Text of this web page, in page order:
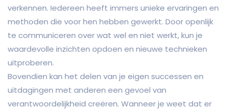
verkennen. Iedereen heeft immers unieke ervaringen en
methoden die voor hen hebben gewerkt. Door openlijk
te communiceren over wat wel en niet werkt, kun je
waardevolle inzichten opdoen en nieuwe technieken
uitproberen.
Bovendien kan het delen van je eigen successen en
uitdagingen met anderen een gevoel van
verantwoordelijkheid creëren. Wanneer je weet dat er